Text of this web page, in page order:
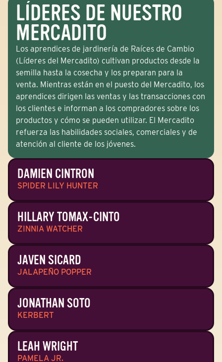
LÍDERES DE NUESTRO
MERCADITO
Los aprendices de jardinería de Raíces de Cambio
(Líderes del Mercadito) cultivan productos desde la
semilla hasta la cosecha y los preparan para la
venta. Mientras están en el puesto del Mercadito, los
aprendices dirigen las ventas y las transacciones con
los clientes e informan a los compradores sobre los
productos y cómo se pueden utilizar. El Mercadito
refuerza las habilidades sociales, comerciales y de
atención al cliente de los jóvenes.
DAMIEN CINTRON
SPIDER LILY HUNTER
HILLARY TOMAX-CINTO
ZINNIA WATCHER
JAVEN SICARD
JALAPEÑO POPPER
JONATHAN SOTO
KERBERT
LEAH WRIGHT
PAMELA JR.